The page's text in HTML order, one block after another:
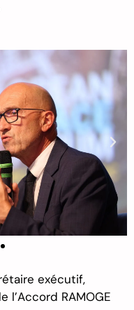
exécutif,
l’Accord RAMOGE